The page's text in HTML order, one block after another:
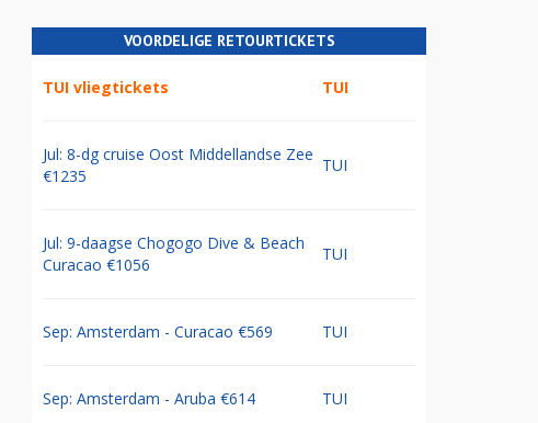
VOORDELIGE RETOURTICKETS
TUI vliegtickets TUI
Jul: 8-dg cruise Oost Middellandse Zee
€1235
TUI
Jul: 9-daagse Chogogo Dive & Beach
Curacao €1056
TUI
Sep: Amsterdam - Curacao €569 TUI
Sep: Amsterdam - Aruba €614 TUI